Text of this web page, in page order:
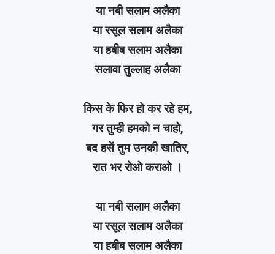
या नबी सलाम अलैका
या रसूल सलाम अलैका
या हबीब सलाम अलैका
सलावा तुल्लाह अलैका
किस के फिर हो कर रहे हम,
गर तुम्ही हमको न चाहो,
बद हसें तुम उनकी खातिर,
रात भर रोओ कराओ ।
या नबी सलाम अलैका
या रसूल सलाम अलैका
या हबीब सलाम अलैका